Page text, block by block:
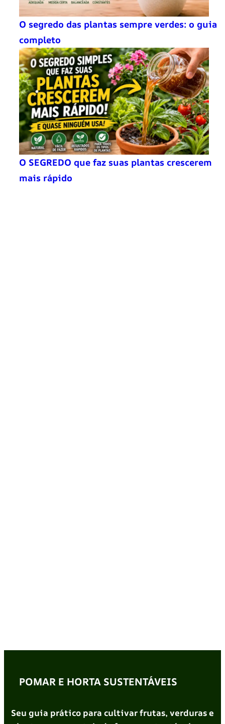
O segredo das plantas sempre verdes: o guia
completo
O SEGREDO que faz suas plantas crescerem
mais rápido
POMAR E HORTA SUSTENTÁVEIS
Seu guia prático para cultivar frutas, verduras e